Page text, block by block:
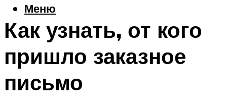
Меню
Как узнать, от кого
пришло заказное
письмо